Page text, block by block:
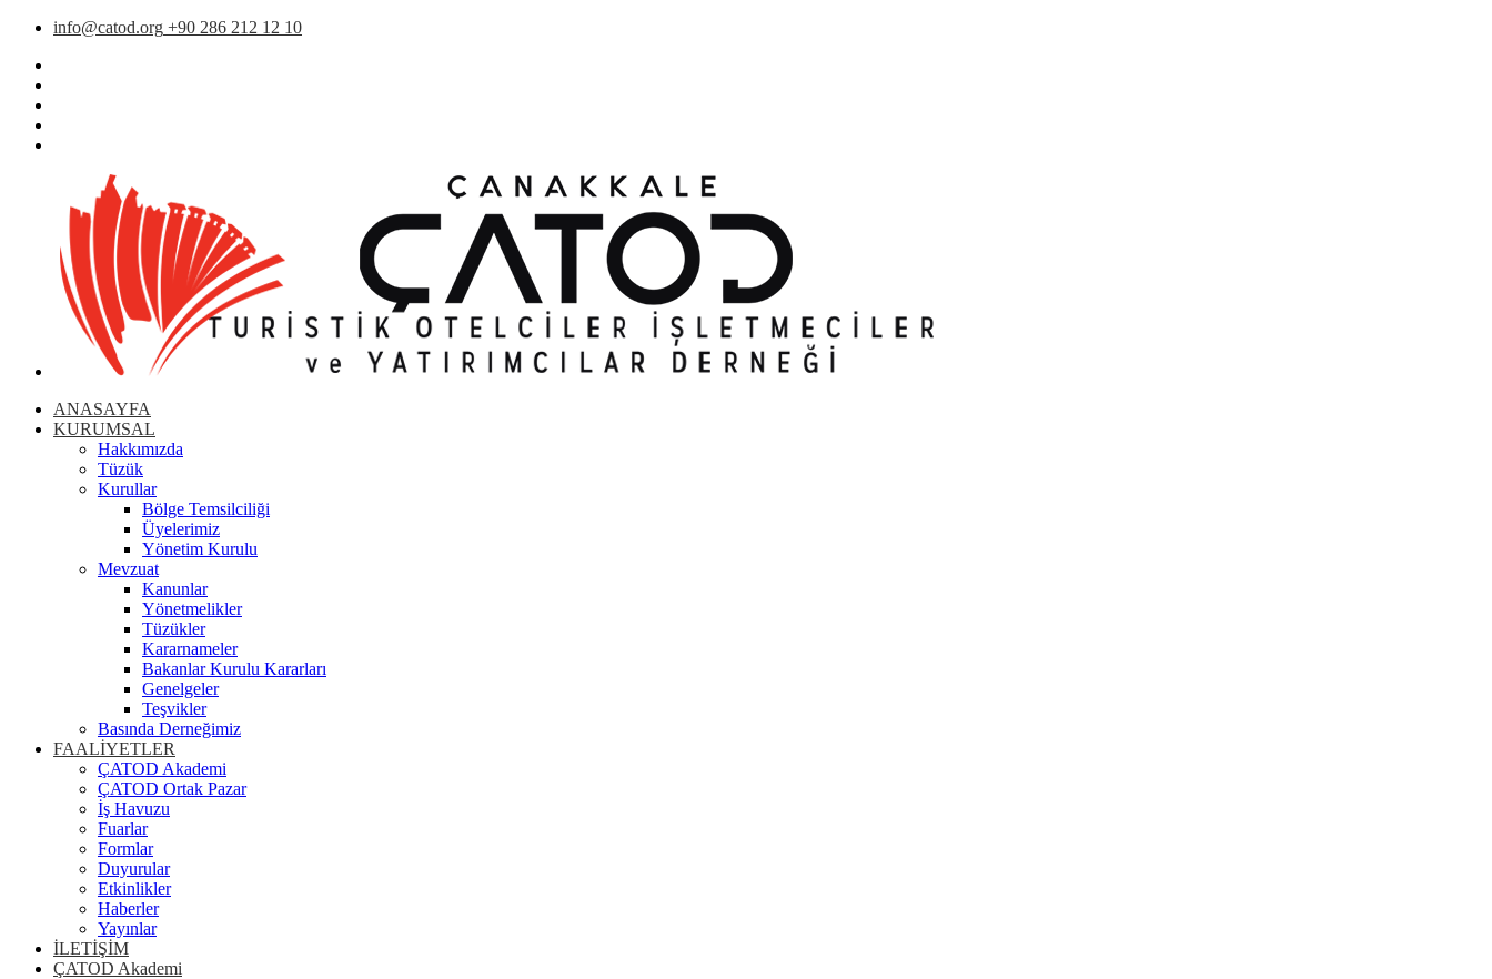
info@catod.org +90 286 212 12 10
ANASAYFA
KURUMSAL
Hakkımızda
Tüzük
Kurullar
Bölge Temsilciliği
Üyelerimiz
Yönetim Kurulu
Mevzuat
Kanunlar
Yönetmelikler
Tüzükler
Kararnameler
Bakanlar Kurulu Kararları
Genelgeler
Teşvikler
Basında Derneğimiz
FAALİYETLER
ÇATOD Akademi
ÇATOD Ortak Pazar
İş Havuzu
Fuarlar
Formlar
Duyurular
Etkinlikler
Haberler
Yayınlar
İLETİŞİM
ÇATOD Akademi